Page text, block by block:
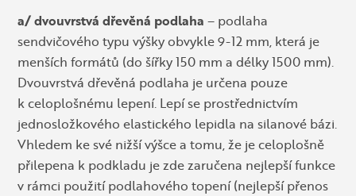
a/ dvouvrstvá dřevěná podlaha – podlaha
sendvičového typu výšky obvykle 9-12 mm, která je
menších formátů (do šířky 150 mm a délky 1500 mm).
Dvouvrstvá dřevěná podlaha je určena pouze
k celoplošnému lepení. Lepí se prostřednictvím
jednosložkového elastického lepidla na silanové bázi.
Vhledem ke své nižší výšce a tomu, že je celoplošně
přilepena k podkladu je zde zaručena nejlepší funkce
v rámci použití podlahového topení (nejlepší přenos